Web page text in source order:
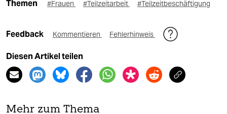
Themen #Frauen #Teilzeitarbeit #Teilzeitbeschäftigung
Feedback Kommentieren Fehlerhinweis
Diesen Artikel teilen
Mehr zum Thema